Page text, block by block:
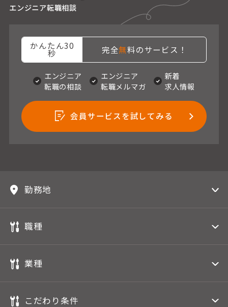
エンジニア転職相談
かんたん30
秒 完全無料のサービス！
エンジニア
転職の相談
エンジニア
転職メルマガ
新着
求人情報
会員サービスを試してみる
勤務地
職種
業種
こだわり条件